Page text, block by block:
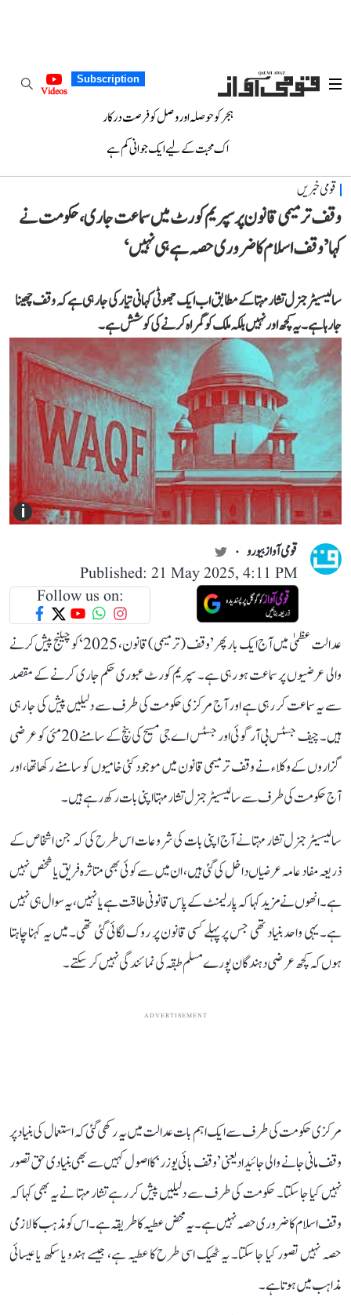
Subscription
Videos
ہجر کو حوصلہ اور وصل کو فرصت درکار
اک محبت کے لیے ایک جوانی کم ہے
قومی خبریں
وقف ترمیمی قانون پر سپریم کورٹ میں سماعت جاری، حکومت نے
کہا ’وقف اسلام کا ضروری حصہ ہے ہی نہیں‘
سالیسیٹر جنرل تشار مہتا کے مطابق اب ایک جھوٹی کہانی تیار کی جا رہی ہے کہ وقف چھینا
جا رہا ہے۔ یہ کچھ اور نہیں بلکہ ملک کو گمراہ کرنے کی کوشش ہے۔
i
قومی آواز بیورو
Published: 21 May 2025, 4:11 PM
Follow us on:
عدالت عظمیٰ میں آج ایک بار پھر ’وقف (ترمیمی) قانون، 2025‘ کو چیلنج پیش کرنے
والی عرضیوں پر سماعت ہو رہی ہے۔ سپریم کورٹ عبوری حکم جاری کرنے کے مقصد
سے یہ سماعت کر رہی ہے اور آج مرکزی حکومت کی طرف سے دلیلیں پیش کی جا رہی
ہیں۔ چیف جسٹس بی آر گوئی اور جسٹس اے جی مسیح کی بنچ کے سامنے 20 مئی کو عرضی
گزاروں کے وکلاء نے وقف ترمیمی قانون میں موجود کئی خامیوں کو سامنے رکھا تھا، اور
آج حکومت کی طرف سے سالیسیٹر جنرل تشار مہتا اپنی بات رکھ رہے ہیں۔
سالیسیٹر جنرل تشار مہتا نے آج اپنی بات کی شروعات اس طرح کی کہ جن اشخاص کے
ذریعہ مفاد عامہ عرضیاں داخل کی گئی ہیں، ان میں سے کوئی بھی متاثرہ فریق یا شخص نہیں
ہے۔ انھوں نے مزید کہا کہ پارلیمنٹ کے پاس قانونی طاقت ہے یا نہیں، یہ سوال ہی نہیں
ہے۔ یہی واحد بنیاد تھی جس پر پہلے کسی قانون پر روک لگائی گئی تھی۔ میں یہ کہنا چاہتا
ہوں کہ کچھ عرضی دہندگان پورے مسلم طبقہ کی نمائندگی نہیں کر سکتے۔
ADVERTISEMENT
مرکزی حکومت کی طرف سے ایک اہم بات عدالت میں یہ رکھی گئی کہ استعمال کی بنیاد پر
وقف مانی جانے والی جائیداد یعنی ’وقف بائی یوزر‘ کا اصول کہیں سے بھی بنیادی حق تصور
نہیں کیا جا سکتا۔ حکومت کی طرف سے دلیلیں پیش کر رہے تشار مہتا نے یہ بھی کہا کہ
وقف اسلام کا ضروری حصہ نہیں ہے۔ یہ محض عطیہ کا طریقہ ہے۔ اس کو مذہب کا لازمی
حصہ نہیں تصور کیا جا سکتا۔ یہ ٹھیک اسی طرح کا عطیہ ہے، جیسے ہندو یا سکھ یا عیسائی
مذاہب میں ہوتا ہے۔